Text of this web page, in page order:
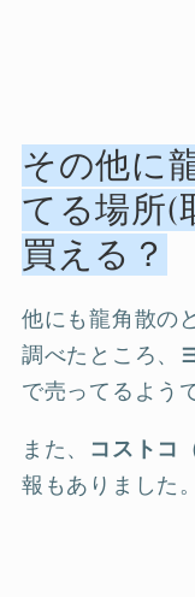
その他に
てる場所(
買える？
他にも龍角散の
調べたところ、
で売ってるよう
また、 コストコ
報もありました。